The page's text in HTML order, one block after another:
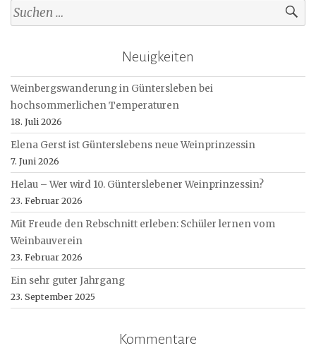
Suche
nach:
Neuigkeiten
Weinbergswanderung in Güntersleben bei
hochsommerlichen Temperaturen
18. Juli 2026
Elena Gerst ist Günterslebens neue Weinprinzessin
7. Juni 2026
Helau – Wer wird 10. Günterslebener Weinprinzessin?
23. Februar 2026
Mit Freude den Rebschnitt erleben: Schüler lernen vom
Weinbauverein
23. Februar 2026
Ein sehr guter Jahrgang
23. September 2025
Kommentare